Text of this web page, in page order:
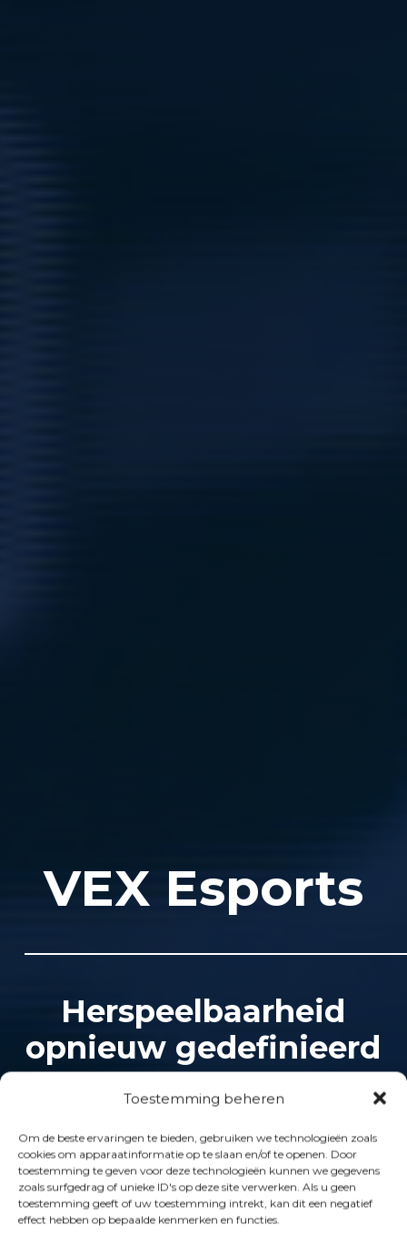
Toestemming beheren
Om de beste ervaringen te bieden, gebruiken we technologieën zoals
cookies om apparaatinformatie op te slaan en/of te openen. Door
toestemming te geven voor deze technologieën kunnen we gegevens
zoals surfgedrag of unieke ID's op deze site verwerken. Als u geen
toestemming geeft of uw toestemming intrekt, kan dit een negatief
effect hebben op bepaalde kenmerken en functies.
VEX Esports
Herspeelbaarheid
opnieuw gedefinieerd
Het VEX esports-systeem
biedt wereldwijde
wedstrijden met lonende
prijzen, wat herhaaldelijk